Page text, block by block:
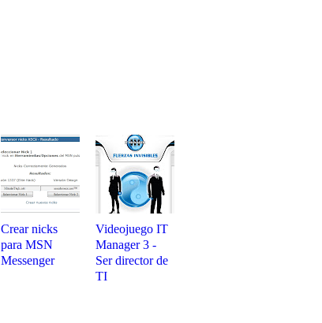
Crear nicks
para MSN
Messenger
Videojuego IT
Manager 3 -
Ser director de
TI